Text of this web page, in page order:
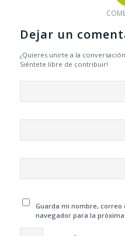
Dejar un
¿Quieres unirte a la
Siéntete libre de contribuir!
Guarda mi nombre, correo
navegador para la